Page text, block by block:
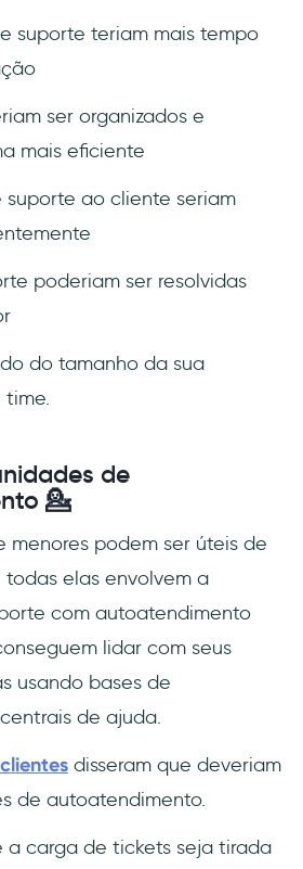
suporte teriam mais tempo
ser organizados e
mais eficiente
suporte ao cliente seriam
poderiam ser resolvidas
do tamanho da sua
time.
de
💁
menores podem ser úteis de
todas elas envolvem a
com autoatendimento
lidar com seus
usando bases de
de ajuda.
disseram que deveriam
de autoatendimento.
a carga de tickets seja tirada